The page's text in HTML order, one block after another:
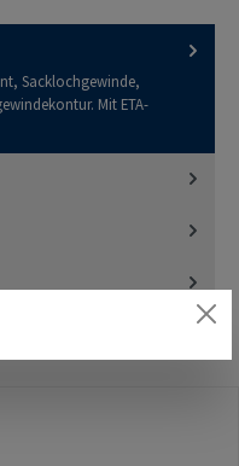
Sacklochgewinde,
Mit ETA-